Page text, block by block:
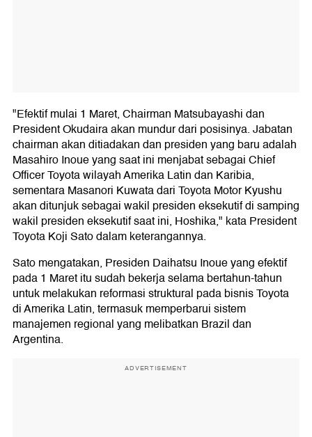
"Efektif mulai 1 Maret, Chairman Matsubayashi dan
President Okudaira akan mundur dari posisinya. Jabatan
chairman akan ditiadakan dan presiden yang baru adalah
Masahiro Inoue yang saat ini menjabat sebagai Chief
Officer Toyota wilayah Amerika Latin dan Karibia,
sementara Masanori Kuwata dari Toyota Motor Kyushu
akan ditunjuk sebagai wakil presiden eksekutif di samping
wakil presiden eksekutif saat ini, Hoshika," kata President
Toyota Koji Sato dalam keterangannya.
Sato mengatakan, Presiden Daihatsu Inoue yang efektif
pada 1 Maret itu sudah bekerja selama bertahun-tahun
untuk melakukan reformasi struktural pada bisnis Toyota
di Amerika Latin, termasuk memperbarui sistem
manajemen regional yang melibatkan Brazil dan
Argentina.
ADVERTISEMENT